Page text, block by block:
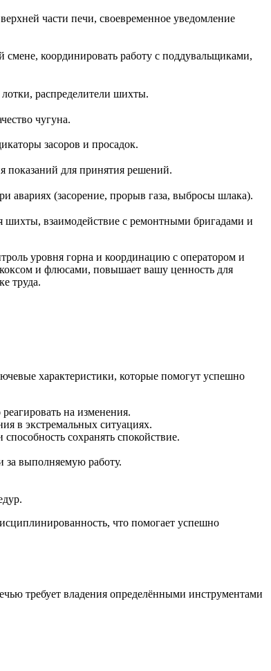
части печи, своевременное уведомление
координировать работу с поддувальщиками,
распределители шихты.
чугуна.
засоров и просадок.
показаний для принятия решений.
авариях (засорение, прорыв газа, выбросы шлака).
шихты, взаимодействие с ремонтными бригадами и
уровня горна и координацию с оператором и
коксом и флюсами, повышает вашу ценность для
труда.
характеристики, которые помогут успешно
на изменения.
в экстремальных ситуациях.
сохранять спокойствие.
за выполняемую работу.
что помогает успешно
требует владения определёнными инструментами